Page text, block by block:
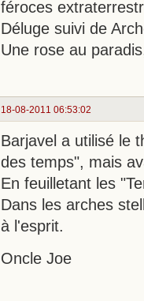
féroces
Déluge suivi de
Une rose au
18-08-2011 06:53:02
Barjavel a utilisé le
des temps", mais
En feuilletant les
Dans les arches
à l'esprit.
Oncle Joe